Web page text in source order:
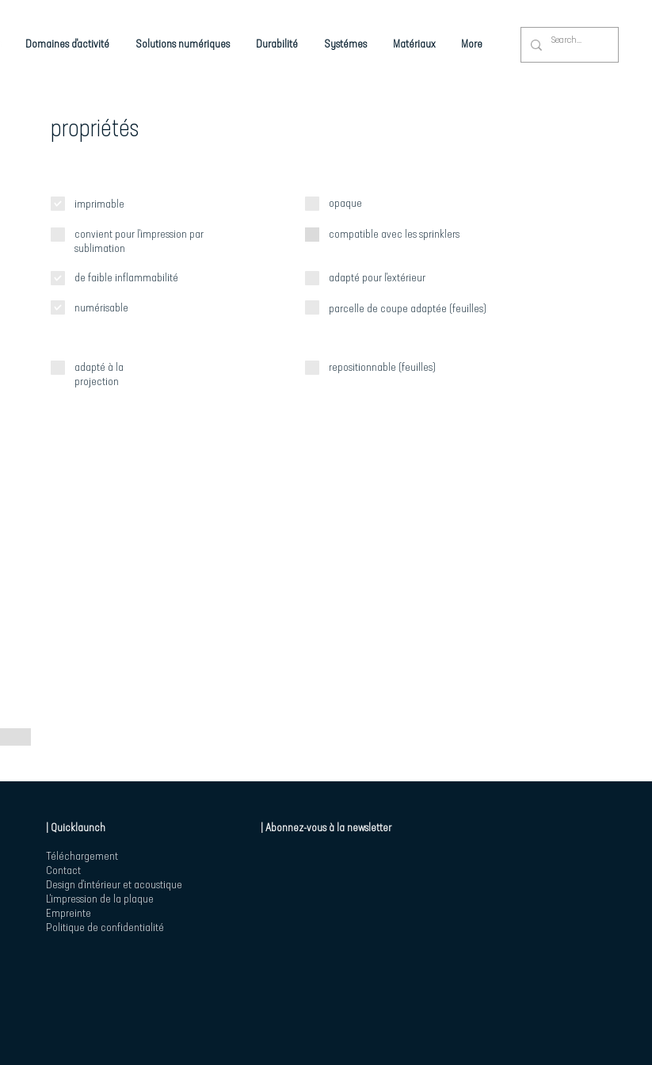
Domaines d'activité Solutions numériques Durabilité Systémes Matériaux More
propriétés
imprimable
convient pour l'impression par
sublimation
de faible inflammabilité
numérisable
adapté à la
projection
opaque
compatible avec les sprinklers
adapté pour l'extérieur
parcelle de coupe adaptée (feuilles)
repositionnable (feuilles)
| Quicklaunch
Téléchargement
Contact
Design d'intérieur et acoustique
L'impression de la plaque
Empreinte
Politique de confidentialité
| Abonnez-vous à la newsletter